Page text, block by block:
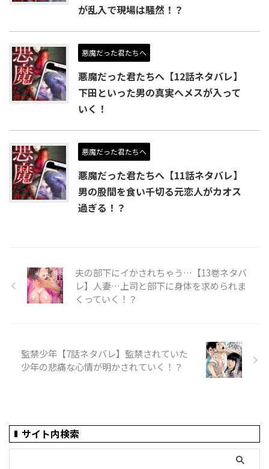
が乱入で現場は騒然！？
悪魔だった君たちへ
悪魔だった君たちへ【12話ネタバレ】
下田といった男の真実へメスが入って
いく！
悪魔だった君たちへ
悪魔だった君たちへ【11話ネタバレ】
男の股間を食い千切る元恋人がカオス
過ぎる！？
夫の部下にイかされちゃう…【13巻ネタバ
レ】人妻…上司と部下に身体を求められま
くっていく！？
監禁少年【7話ネタバレ】監禁されていた
少年の悲痛な心情が明かされていく！？
サイト内検索